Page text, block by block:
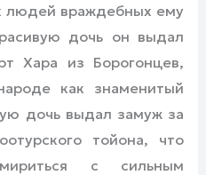
людей враждебных ему
дочь он выдал
Хара из Борогонцев,
как знаменитый
дочь выдал замуж за
тойона, что
с сильным